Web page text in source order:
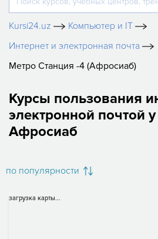
Kursi24.uz
Компьютер и IT
Интернет и электронная почта
Метро Станция -4 (Афросиаб)
Курсы пользования
электронной почтой
Афросиаб
по популярности
загрузка карты...